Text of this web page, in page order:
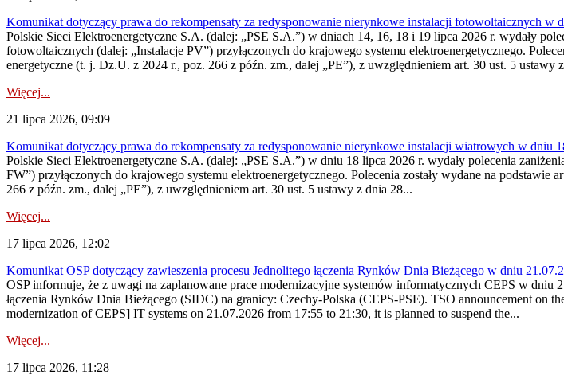
Komunikat dotyczący prawa do rekompensaty za redysponowanie nierynkowe instalacji fotowoltaicznych w
Polskie Sieci Elektroenergetyczne S.A. (dalej: „PSE S.A.”) w dniach 14, 16, 18 i 19 lipca 2026 r. wydały
fotowoltaicznych (dalej: „Instalacje PV”) przyłączonych do krajowego systemu elektroenergetycznego.
energetyczne (t. j. Dz.U. z 2024 r., poz. 266 z późn. zm., dalej „PE”), z uwzględnieniem art. 30 ust. 5 ustawy
Więcej...
21 lipca 2026, 09:09
Komunikat dotyczący prawa do rekompensaty za redysponowanie nierynkowe instalacji wiatrowych w dniu
Polskie Sieci Elektroenergetyczne S.A. (dalej: „PSE S.A.”) w dniu 18 lipca 2026 r. wydały polecenia
FW”) przyłączonych do krajowego systemu elektroenergetycznego. Polecenia zostały wydane na
266 z późn. zm., dalej „PE”), z uwzględnieniem art. 30 ust. 5 ustawy z dnia 28...
Więcej...
17 lipca 2026, 12:02
Komunikat OSP dotyczący zawieszenia procesu Jednolitego łączenia Rynków Dnia Bieżącego w dniu
OSP informuje, że z uwagi na zaplanowane prace modernizacyjne systemów informatycznych CEPS w
łączenia Rynków Dnia Bieżącego (SIDC) na granicy: Czechy-Polska (CEPS-PSE). TSO announcement on
modernization of CEPS] IT systems on 21.07.2026 from 17:55 to 21:30, it is planned to suspend the...
Więcej...
17 lipca 2026, 11:28